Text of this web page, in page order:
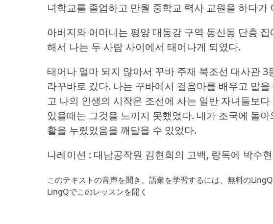
녀학교를 졸업하고 만월 중학교 력사 교원을 하다가
아버지와 어머니는 평양 대동강 구역 동신동 단층
해서 나는 두 사람 사이에서 태어나게 되였다.
태어나 얼마 되지 않아서 꾸바 주재 북조선 대사관
라꾸바로 갔다. 나는 꾸바에서 걸음마를 배우고 말을
고 나의 인생의 시작은 조선에 사는 일반 자녀들보
있을때는 그것을 느끼지 못했었다. 내가 조국에 돌
활을 누렸었음을 깨달을 수 있었다.
나레이션 : 대남공작원 김현희의 고백, 랑독에 박수
このテキストの音声を聞き、語彙を学習するには、 無料の
LingQでこのレッスンを開く